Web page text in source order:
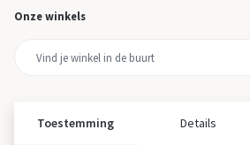
Onze winkels
Toestemming Details